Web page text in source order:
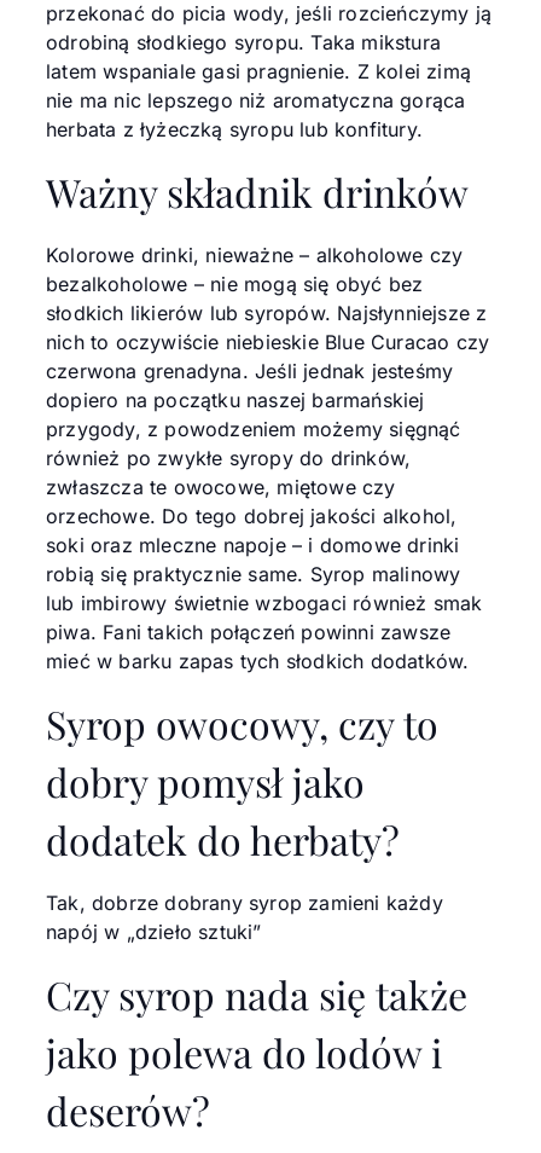
przekonać do picia wody, jeśli rozcieńczymy ją
odrobiną słodkiego syropu. Taka mikstura
latem wspaniale gasi pragnienie. Z kolei zimą
nie ma nic lepszego niż aromatyczna gorąca
herbata z łyżeczką syropu lub konfitury.
Ważny składnik drinków
Kolorowe drinki, nieważne – alkoholowe czy
bezalkoholowe – nie mogą się obyć bez
słodkich likierów lub syropów. Najsłynniejsze z
nich to oczywiście niebieskie Blue Curacao czy
czerwona grenadyna. Jeśli jednak jesteśmy
dopiero na początku naszej barmańskiej
przygody, z powodzeniem możemy sięgnąć
również po zwykłe syropy do drinków,
zwłaszcza te owocowe, miętowe czy
orzechowe. Do tego dobrej jakości alkohol,
soki oraz mleczne napoje – i domowe drinki
robią się praktycznie same. Syrop malinowy
lub imbirowy świetnie wzbogaci również smak
piwa. Fani takich połączeń powinni zawsze
mieć w barku zapas tych słodkich dodatków.
Syrop owocowy, czy to
dobry pomysł jako
dodatek do herbaty?
Tak, dobrze dobrany syrop zamieni każdy
napój w „dzieło sztuki”
Czy syrop nada się także
jako polewa do lodów i
deserów?